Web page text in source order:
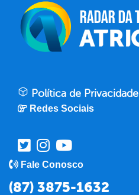
Política de Privacidade
Redes Sociais
Fale Conosco
(87) 3875-1632